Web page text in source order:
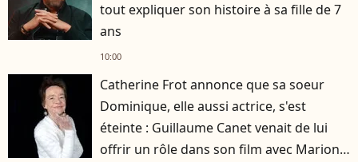
tout expliquer son histoire à sa fille de 7
ans
10:00
Catherine Frot annonce que sa soeur
Dominique, elle aussi actrice, s'est
éteinte : Guillaume Canet venait de lui
offrir un rôle dans son film avec Marion